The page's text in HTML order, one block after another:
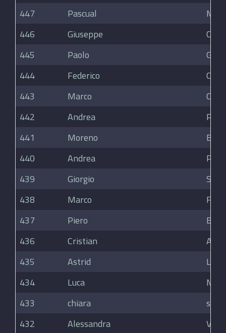
447
Pascual
446
Giuseppe
445
Paolo
444
Federico
443
Marco
442
Andrea
441
Moreno
440
Andrea
439
Giorgio
438
Marco
437
Piero
436
Cristian
435
Astrid
434
Luca
433
chiara
432
Alessandra